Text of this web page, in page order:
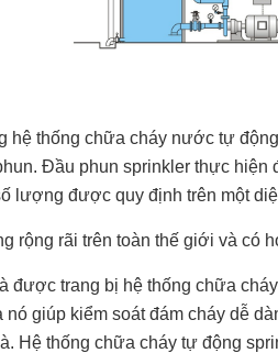
hệ thống chữa cháy nước tự
Đầu phun sprinkler thực
lượng được quy định trên một
rộng rãi trên toàn thế giới và có
được trang bị hệ thống chữa
giúp kiểm soát đám cháy dễ
Hệ thống chữa cháy tự động